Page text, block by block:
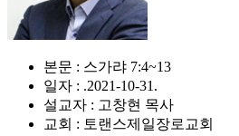
본문 : 스가랴 7:4~13
일자 : .2021-10-31.
설교자 : 고창현 목사
교회 : 토랜스제일장로교회